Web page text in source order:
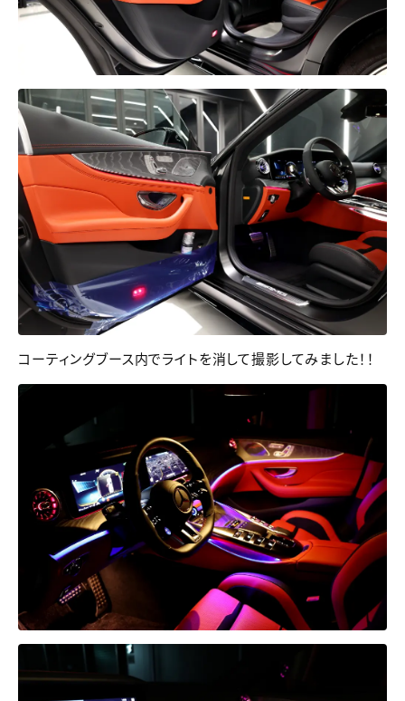
コーティングブース内でライトを消して撮影してみました！！